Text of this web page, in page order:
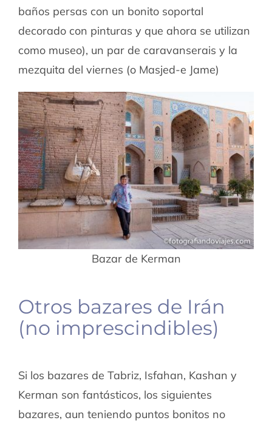
baños persas con un bonito soportal
decorado con pinturas y que ahora se utilizan
como museo), un par de caravanserais y la
mezquita del viernes (o Masjed-e Jame)
Bazar de Kerman
Otros bazares de Irán
(no imprescindibles)
Si los bazares de Tabriz, Isfahan, Kashan y
Kerman son fantásticos, los siguientes
bazares, aun teniendo puntos bonitos no